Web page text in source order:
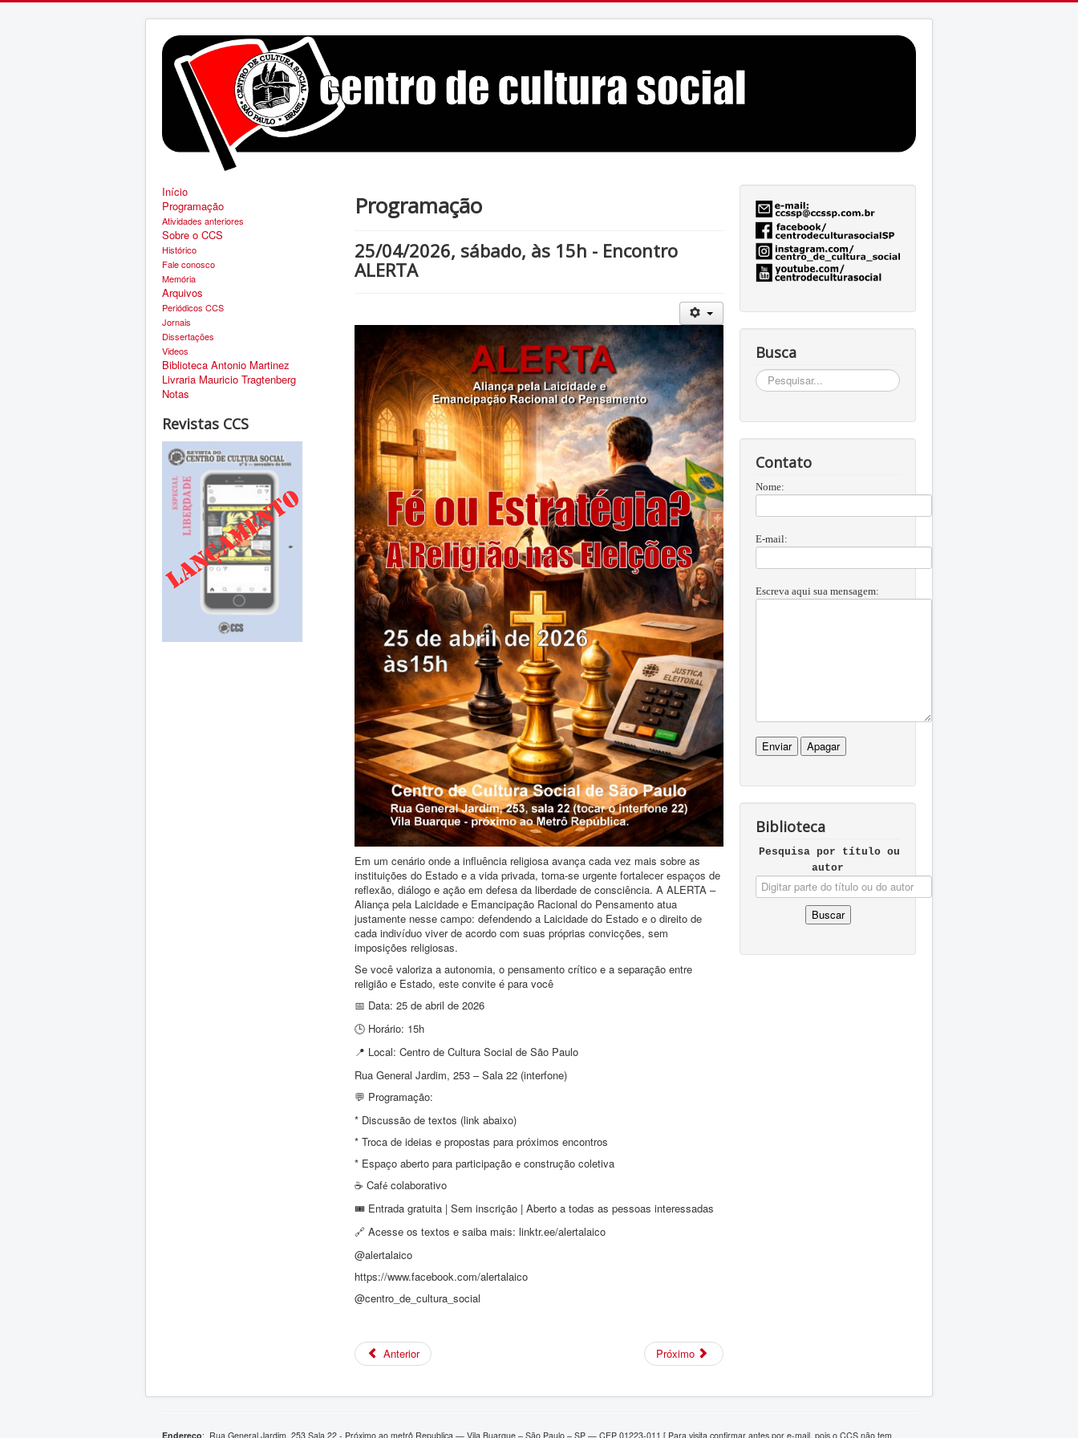
Início
Programação
Atividades anteriores
Sobre o CCS
Histórico
Fale conosco
Memória
Arquivos
Periódicos CCS
Jornais
Dissertações
Videos
Biblioteca Antonio Martinez
Livraria Mauricio Tragtenberg
Notas
Revistas CCS
Programação
25/04/2026, sábado, às 15h - Encontro
ALERTA
Em um cenário onde a influência religiosa avança cada vez mais sobre as
instituições do Estado e a vida privada, torna-se urgente fortalecer espaços de
reflexão, diálogo e ação em defesa da liberdade de consciência. A ALERTA –
Aliança pela Laicidade e Emancipação Racional do Pensamento atua
justamente nesse campo: defendendo a Laicidade do Estado e o direito de
cada indivíduo viver de acordo com suas próprias convicções, sem
imposições religiosas.
Se você valoriza a autonomia, o pensamento crítico e a separação entre
religião e Estado, este convite é para você
📅 Data: 25 de abril de 2026
🕒 Horário: 15h
📍 Local: Centro de Cultura Social de São Paulo
Rua General Jardim, 253 – Sala 22 (interfone)
💬 Programação:
* Discussão de textos (link abaixo)
* Troca de ideias e propostas para próximos encontros
* Espaço aberto para participação e construção coletiva
☕ Café colaborativo
🎟 Entrada gratuita | Sem inscrição | Aberto a todas as pessoas interessadas
🔗 Acesse os textos e saiba mais: linktr.ee/alertalaico
@alertalaico
https://www.facebook.com/alertalaico
@centro_de_cultura_social
Anterior Próximo
Busca
Busca
Contato
Nome:
E-mail:
Escreva aqui sua mensagem:
Biblioteca
Pesquisa por tí­tulo ou
autor
Endereço: Rua General Jardim, 253 Sala 22 - Próximo ao metrô Republica — Vila Buarque – São Paulo – SP — CEP 01223-011 [ Para visita confirmar antes por e-mail, pois o CCS não tem